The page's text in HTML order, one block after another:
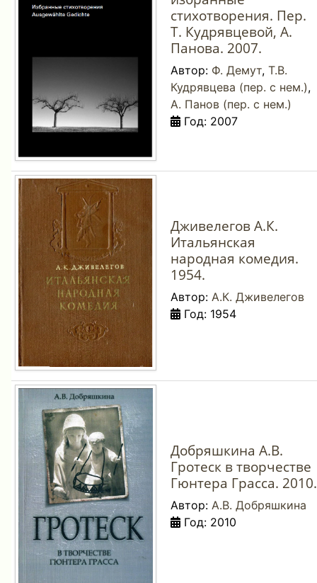
стихотворения. Пер.
Т. Кудрявцевой, А.
Панова. 2007.
Автор: Ф. Демут, Т.В.
Кудрявцева (пер. с нем.),
А. Панов (пер. с нем.)
Год: 2007
Дживелегов А.К.
Итальянская
народная комедия.
1954.
Автор: А.К. Дживелегов
Год: 1954
Добряшкина А.В.
Гротеск в творчестве
Гюнтера Грасса. 2010.
Автор: А.В. Добряшкина
Год: 2010